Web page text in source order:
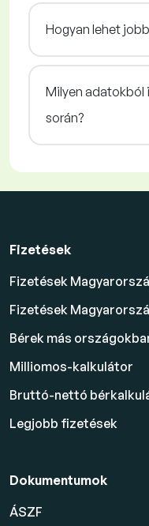
Hogyan lehet
Milyen adatokból
során?
Fizetések
Fizetések
Fizetések
Bérek más
Milliomos-kalkulátor
Bruttó-nettó
Legjobb fizetések
Dokumentumok
ÁSZF